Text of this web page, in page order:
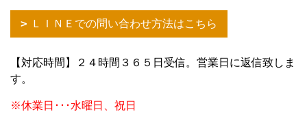
ＬＩＮＥでの問い合わせ方法はこちら
【対応時間】２４時間３６５日受信。営業日に返信致しま
す。
※休業日･･･水曜日、祝日